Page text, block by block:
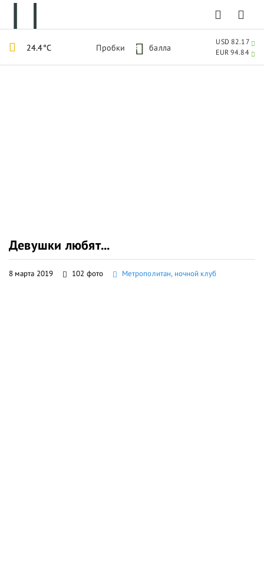
Девушки любят...
8 марта 2019 102 фото Метрополитан, ночной клуб
24.4°C Пробки 4 балла
USD 82.17
EUR 94.84